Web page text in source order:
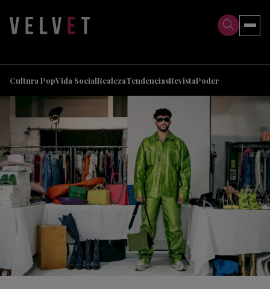
Cultura PopVida SocialRealezaTendenciasRevistaPoder